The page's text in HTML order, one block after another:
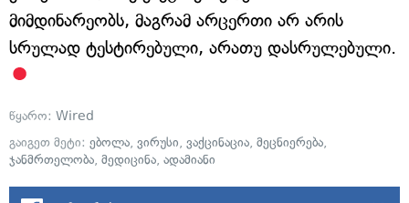
მიმდინარეობს, მაგრამ არცერთი არ არის
სრულად ტესტირებული, არათუ დასრულებული.
წყარო: Wired
გაიგეთ მეტი: ებოლა, ვირუსი, ვაქცინაცია, მეცნიერება,
ჯანმრთელობა, მედიცინა, ადამიანი